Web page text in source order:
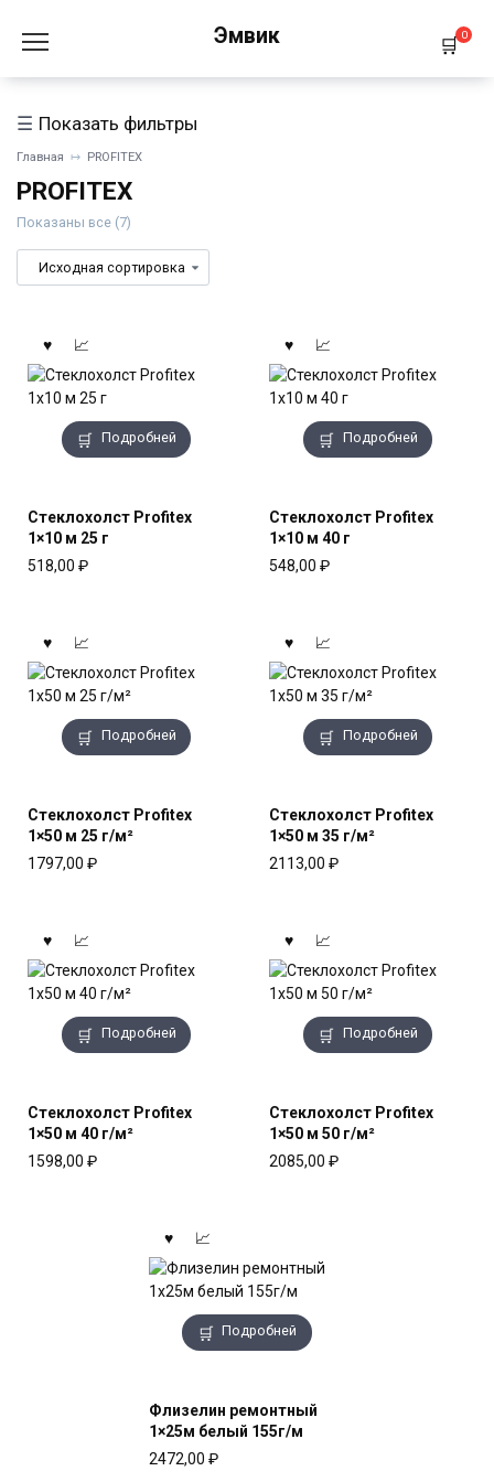
содержанию
Эмвик 0
Главная PROFITEX
PROFITEX
Показаны все (7)
Подробней
Стеклохолст Profitex
1×10 м 25 г
518,00 ₽
Подробней
Стеклохолст Profitex
1×10 м 40 г
548,00 ₽
Подробней
Стеклохолст Profitex
1×50 м 25 г/м²
1797,00 ₽
Подробней
Стеклохолст Profitex
1×50 м 35 г/м²
2113,00 ₽
Подробней
Стеклохолст Profitex
1×50 м 40 г/м²
1598,00 ₽
Подробней
Стеклохолст Profitex
1×50 м 50 г/м²
2085,00 ₽
Подробней
Флизелин ремонтный
1×25м белый 155г/м
2472,00 ₽
Показать фильтры